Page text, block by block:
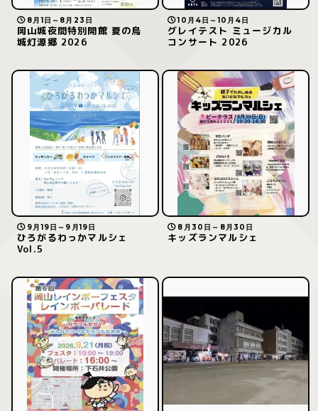
8月1日～8月23日
岡山城夜間特別開館 夏の烏
城灯源郷 2026
10月4日～10月4日
グレイテスト ミュージカル
コンサート 2026
9月19日～9月19日
ひろがるわっかマルシェ
Vol.5
8月30日～8月30日
キッズランマルシェ